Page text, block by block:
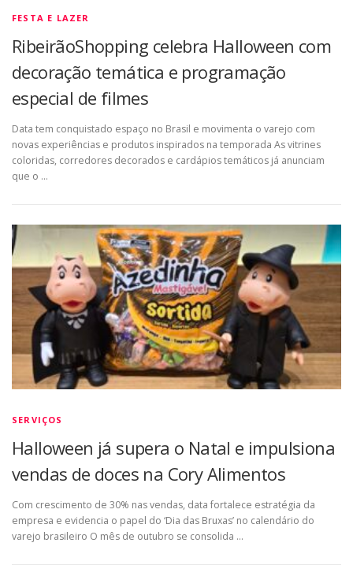
FESTA E LAZER
RibeirãoShopping celebra Halloween com
decoração temática e programação
especial de filmes
Data tem conquistado espaço no Brasil e movimenta o varejo com
novas experiências e produtos inspirados na temporada As vitrines
coloridas, corredores decorados e cardápios temáticos já anunciam
que o …
SERVIÇOS
Halloween já supera o Natal e impulsiona
vendas de doces na Cory Alimentos
Com crescimento de 30% nas vendas, data fortalece estratégia da
empresa e evidencia o papel do ‘Dia das Bruxas’ no calendário do
varejo brasileiro O mês de outubro se consolida …